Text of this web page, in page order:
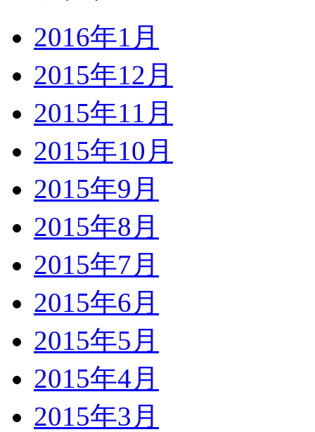
2016年1月
2015年12月
2015年11月
2015年10月
2015年9月
2015年8月
2015年7月
2015年6月
2015年5月
2015年4月
2015年3月